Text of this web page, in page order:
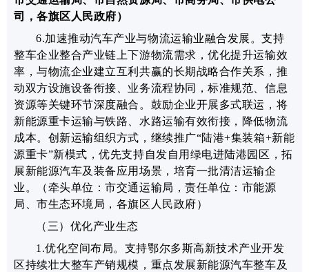
司，各旗区人民政府）
6.加速推动汽车产业与物流运输业融合发展。支持
整车企业整合产业链上下游物流需求，优化提升运输效
率，与物流企业建立互利共赢的长期战略合作关系，推
动双方设施设备衔接、业务流程协同，标准规范、信息
资源等关键环节深度融合。鼓励企业开展多式联运，将
新能源重卡运输与铁路、水路运输有效衔接，降低物流
成本。创新运输组织方式，继续推广“陆港+集装箱+新能
源重卡”新模式，优先支持自发自用绿电进陆港园区，拓
展新能源汽车及装备应用场景，培育一批清洁运输企
业。
（牵头单位：市交通运输局，责任单位：市能源
局、市生态环境局，各旗区人民政府）
（三）优化产业生态
1.优化空间布局。 支持鄂尔多斯高新技术产业开发
区持续壮大整车产销规模，重点发展新能源汽车整车及